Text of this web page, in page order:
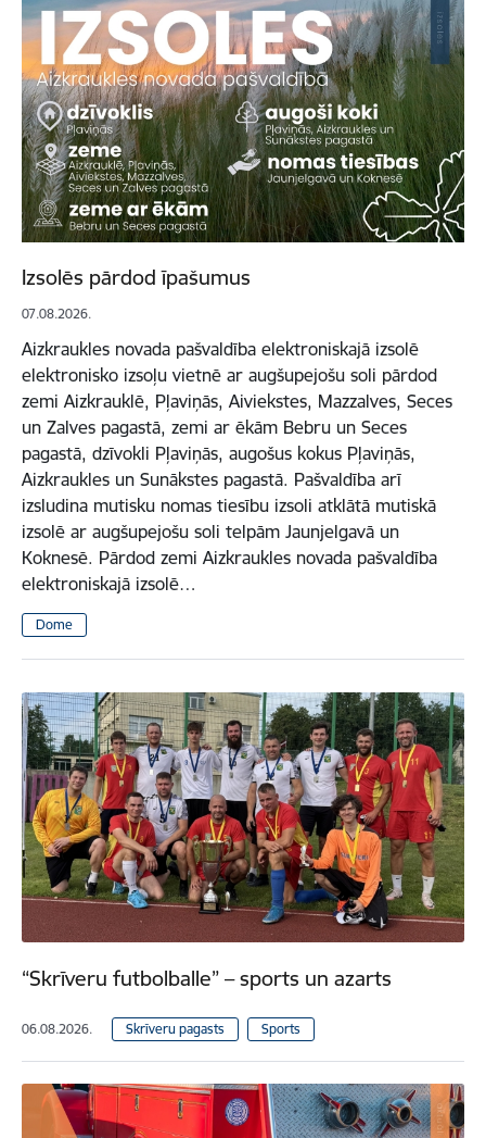
Izsolēs pārdod īpašumus
07.08.2026.
Aizkraukles novada pašvaldība elektroniskajā izsolē
elektronisko izsoļu vietnē ar augšupejošu soli pārdod
zemi Aizkrauklē, Pļaviņās, Aiviekstes, Mazzalves, Seces
un Zalves pagastā, zemi ar ēkām Bebru un Seces
pagastā, dzīvokli Pļaviņās, augošus kokus Pļaviņās,
Aizkraukles un Sunākstes pagastā. Pašvaldība arī
izsludina mutisku nomas tiesību izsoli atklātā mutiskā
izsolē ar augšupejošu soli telpām Jaunjelgavā un
Koknesē. Pārdod zemi Aizkraukles novada pašvaldība
elektroniskajā izsolē…
Dome
“Skrīveru futbolballe” – sports un azarts
06.08.2026. Skrīveru pagasts Sports